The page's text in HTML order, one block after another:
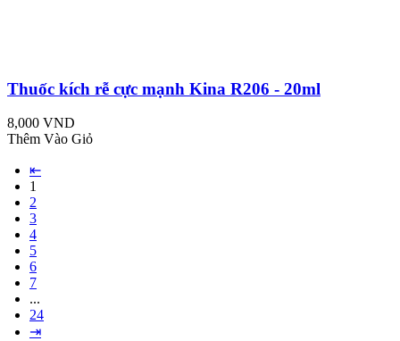
Thuốc kích rễ cực mạnh Kina R206 - 20ml
8,000 VND
Thêm Vào Giỏ
⇤
1
2
3
4
5
6
7
...
24
⇥